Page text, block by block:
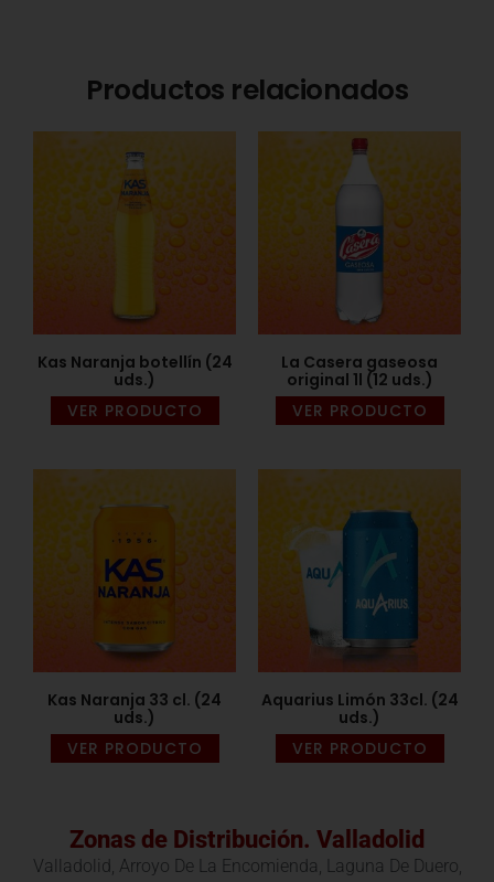
Productos relacionados
Kas Naranja botellín (24
uds.)
VER PRODUCTO
La Casera gaseosa
original 1l (12 uds.)
VER PRODUCTO
Kas Naranja 33 cl. (24
uds.)
VER PRODUCTO
Aquarius Limón 33cl. (24
uds.)
VER PRODUCTO
Zonas de Distribución. Valladolid
Valladolid, Arroyo De La Encomienda, Laguna De Duero,